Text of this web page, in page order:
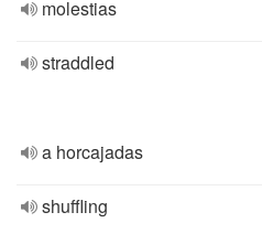
molestias
straddled
a horcajadas
shuffling